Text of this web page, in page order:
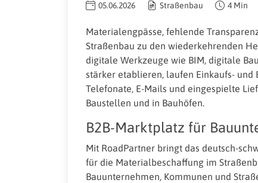
05.06.2026 Straßenbau 4 Min
Materialengpässe, fehlende
Straßenbau zu den wiederkehrenden
digitale Werkzeuge wie BIM, digitale
stärker etablieren, laufen Einkaufs-
Telefonate, E-Mails und eingespielte
Baustellen und in Bauhöfen.
B2B-Marktplatz für
Mit RoadPartner bringt das deutsch-
für die Materialbeschaffung im
Bauunternehmen, Kommunen und